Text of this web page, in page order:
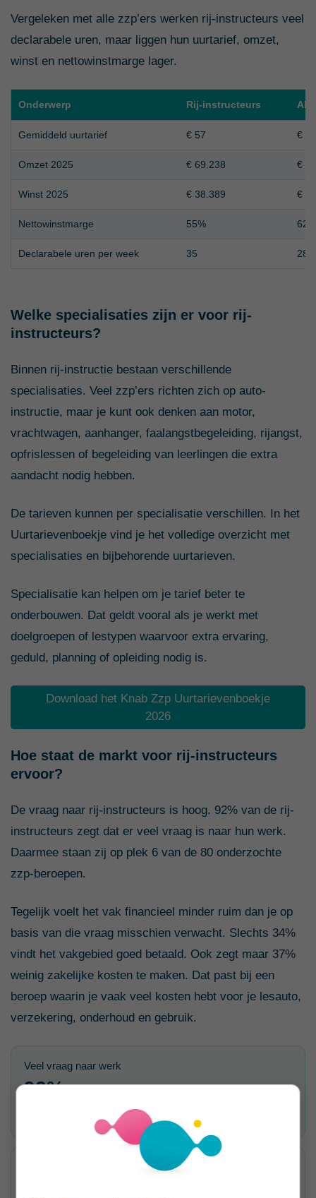
Vergeleken met alle zzp’ers werken rij-instructeurs veel
declarabele uren, maar liggen hun uurtarief, omzet,
winst en nettowinstmarge lager.
Onderwerp Rij-instructeurs
Gemiddeld uurtarief € 57 € 83
Omzet 2025 € 69.238 €
Winst 2025 € 38.389 €
Nettowinstmarge 55% 62%
Declarabele uren per week 35 28
Welke specialisaties zijn er voor rij-
instructeurs?
Binnen rij-instructie bestaan verschillende
specialisaties. Veel zzp’ers richten zich op auto-
instructie, maar je kunt ook denken aan motor,
vrachtwagen, aanhanger, faalangstbegeleiding, rijangst,
opfrislessen of begeleiding van leerlingen die extra
aandacht nodig hebben.
De tarieven kunnen per specialisatie verschillen. In het
Uurtarievenboekje vind je het volledige overzicht met
specialisaties en bijbehorende uurtarieven.
Specialisatie kan helpen om je tarief beter te
onderbouwen. Dat geldt vooral als je werkt met
doelgroepen of lestypen waarvoor extra ervaring,
geduld, planning of opleiding nodig is.
Download het Knab Zzp Uurtarievenboekje
2026
Hoe staat de markt voor rij-instructeurs
ervoor?
De vraag naar rij-instructeurs is hoog. 92% van de rij-
instructeurs zegt dat er veel vraag is naar hun werk.
Daarmee staan zij op plek 6 van de 80 onderzochte
zzp-beroepen.
Tegelijk voelt het vak financieel minder ruim dan je op
basis van die vraag misschien verwacht. Slechts 34%
vindt het vakgebied goed betaald. Ook zegt maar 37%
weinig zakelijke kosten te maken. Dat past bij een
beroep waarin je vaak veel kosten hebt voor je lesauto,
verzekering, onderhoud en gebruik.
Veel vraag naar werk
92%